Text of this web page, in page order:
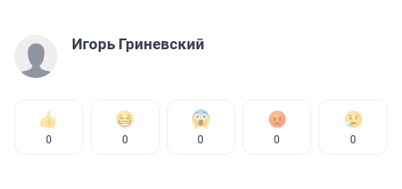
Игорь Гриневский
0 0 0 0 0